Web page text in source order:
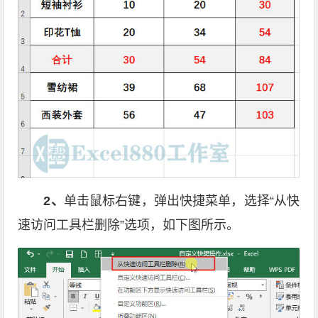
2、 单击鼠标右键，弹出快捷菜单，选择“从快
速访问工具栏删除”选项，如下图所示。